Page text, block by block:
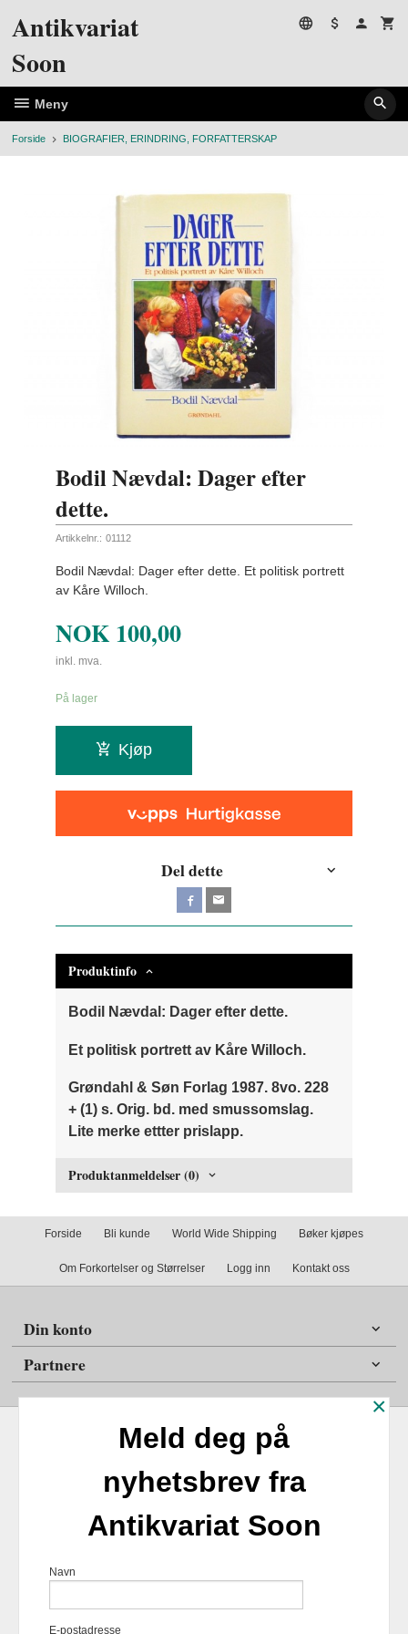
Antikvariat
Soon
Meny
Forside BIOGRAFIER, ERINDRING, FORFATTERSKAP
Bodil Nævdal: Dager efter
dette.
Artikkelnr.: 01112
Bodil Nævdal: Dager efter dette. Et politisk portrett
av Kåre Willoch.
NOK 100,00
inkl. mva.
På lager
Kjøp
Del dette
Produktinfo
Bodil Nævdal: Dager efter dette.
Et politisk portrett av Kåre Willoch.
Grøndahl & Søn Forlag 1987. 8vo. 228
+ (1) s. Orig. bd. med smussomslag.
Lite merke ettter prislapp.
Produktanmeldelser (0)
Forside Bli kunde World Wide Shipping Bøker kjøpes
Om Forkortelser og Størrelser Logg inn Kontakt oss
Din konto
Partnere
Kjøpsbetingelser Sikkerhet og personvern
Nyhetsbrev
98254859- Foretaksregisteret 924817518
×
Meld deg på
nyhetsbrev fra
Antikvariat Soon
Navn
E-postadresse